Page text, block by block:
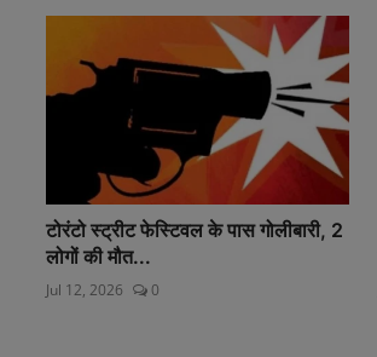
टोरंटो स्ट्रीट फेस्टिवल के पास गोलीबारी, 2
लोगों की मौत...
Jul 12, 2026 0